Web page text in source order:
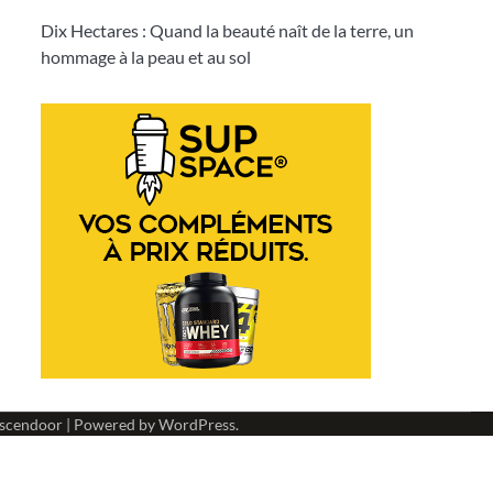
Dix Hectares : Quand la beauté naît de la terre, un
hommage à la peau et au sol
| Powered byWordPress.